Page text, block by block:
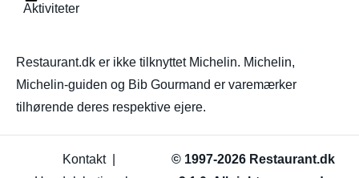
Aktiviteter
Restaurant.dk er ikke tilknyttet Michelin. Michelin,
Michelin-guiden og Bib Gourmand er varemærker
tilhørende deres respektive ejere.
© 1997-2026 Restaurant.dk
Kontakt|